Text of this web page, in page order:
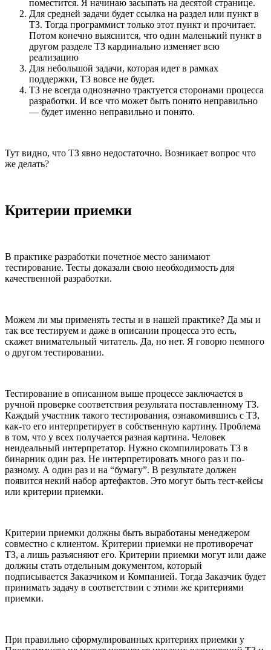
поместится. Я начинаю засыпать на десятой странице.
Для средней задачи будет ссылка на раздел или пункт в
ТЗ. Тогда программист только этот пункт и прочитает.
Потом конечно выяснится, что один маленький пункт в
другом разделе ТЗ кардинально изменяет всю
реализацию
Для небольшой задачи, которая идет в рамках
поддержки, ТЗ вовсе не будет.
ТЗ не всегда однозначно трактуется сторонами процесса
разработки. И все что может быть понято неправильно
— будет именно неправильно и понято.
Тут видно, что ТЗ явно недостаточно. Возникает вопрос что
же делать?
Критерии приемки
В практике разработки почетное место занимают
тестирование. Тесты доказали свою необходимость для
качественной разработки.
Можем ли мы применять тесты и в нашей практике? Да мы и
так все тестируем и даже в описании процесса это есть,
скажет внимательный читатель. Да, но нет. Я говорю немного
о другом тестировании.
Тестирование в описанном выше процессе заключается в
ручной проверке соответствия результата поставленному ТЗ.
Каждый участник такого тестирования, ознакомившись с ТЗ,
как-то его интерпретирует в собственную картину. Проблема
в том, что у всех получается разная картина. Человек
неидеальный интерпретатор. Нужно скомпилировать ТЗ в
бинарник один раз. Не интерпретировать много раз и по-
разному. А один раз и на “бумагу”. В результате должен
появится некий набор артефактов. Это могут быть тест-кейсы
или критерии приемки.
Критерии приемки должны быть выработаны менеджером
совместно с клиентом. Критерии приемки не противоречат
ТЗ, а лишь разъясняют его. Критерии приемки могут или даже
должны стать отдельным документом, который
подписывается Заказчиком и Компанией. Тогда Заказчик будет
принимать задачу в соответствии с этими же критериями
приемки.
При правильно сформулированных критериях приемки у